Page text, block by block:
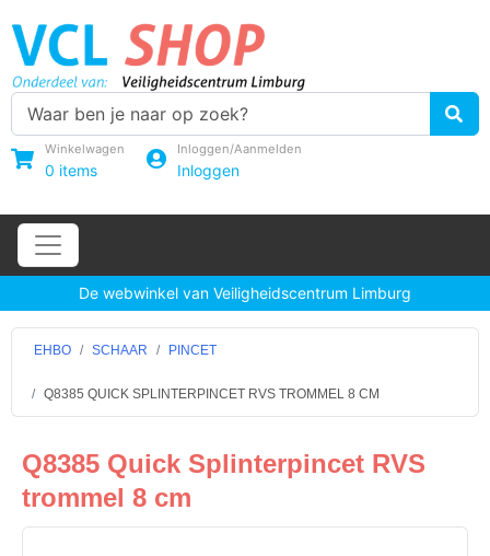
Winkelwagen
0 items
Inloggen/Aanmelden
Inloggen
De webwinkel van Veiligheidscentrum Limburg
EHBO SCHAAR PINCET
Q8385 QUICK SPLINTERPINCET RVS TROMMEL 8 CM
Q8385 Quick Splinterpincet RVS
trommel 8 cm